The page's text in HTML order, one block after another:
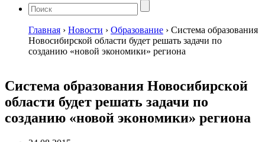
Главная › Новости › Образование › Система образования
Новосибирской области будет решать задачи по
созданию «новой экономики» региона
Система образования Новосибирской
области будет решать задачи по
созданию «новой экономики» региона